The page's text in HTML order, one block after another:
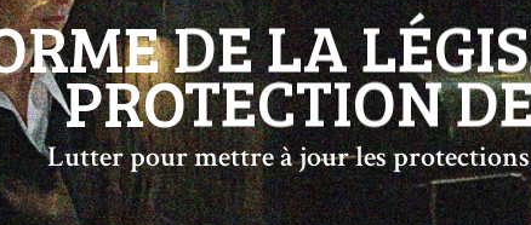
DE LA
PROTECTION
Lutter pour mettre à jour les